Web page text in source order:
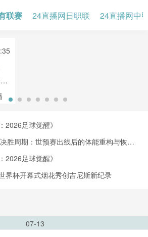
联赛 24直播网日职联 24直播网中
2026足球觉醒》
胜周期：世预赛出线后的体能重构与恢复
2026足球觉醒》
界杯开幕式烟花秀创吉尼斯新纪录
07-13